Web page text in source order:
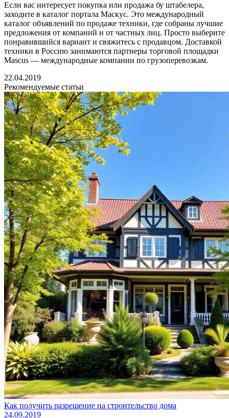
Если вас интересует покупка или продажа бу штабелера,
заходите в каталог портала Маскус. Это международный
каталог объявлений по продаже техники, где собраны лучшие
предложения от компаний и от частных лиц. Просто выберите
понравившийся вариант и свяжитесь с продавцом. Доставкой
техники в Россию занимаются партнеры торговой площадки
Mascus — международные компании по грузоперевозкам.
22.04.2019
Рекомендуемые статьи
Как получить разрешение на строительство дома
24.09.2019